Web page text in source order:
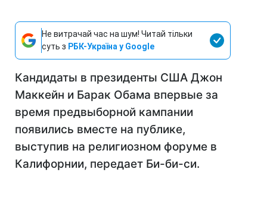
Не витрачай час на шум! Читай тільки
суть з РБК-Україна у Google
Кандидаты в президенты США Джон
Маккейн и Барак Обама впервые за
время предвыборной кампании
появились вместе на публике,
выступив на религиозном форуме в
Калифорнии, передает Би-би-си.